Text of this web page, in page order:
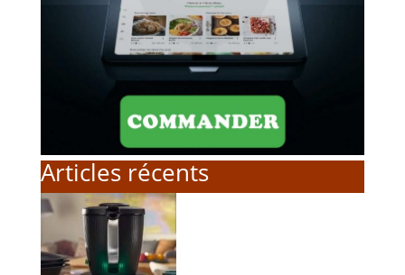
Articles récents